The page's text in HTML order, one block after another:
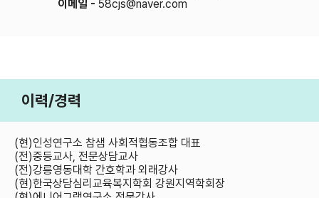
이메일 - 58cjs@naver.com
이력/경력
(현)인성연구소 참샘 사회적협동조합 대표
(전)중등교사, 전문상담교사
(전)강릉영동대학 간호학과 외래강사
(현)한국상담심리교육복지학회 강원지역학회장